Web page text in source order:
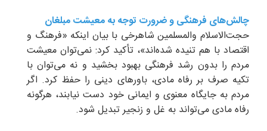
چالش‌های فرهنگی و ضرورت توجه به معیشت مبلغان
حجت‌الاسلام والمسلمین شاهرخی با بیان اینکه «فرهنگ و
اقتصاد با هم تنیده شده‌اند»، تأکید کرد: نمی‌توان معیشت
مردم را بدون رشد فرهنگی بهبود بخشید و نه می‌توان با
تکیه صرف بر رفاه مادی، باورهای دینی را حفظ کرد. اگر
مردم به جایگاه معنوی و ایمانی خود دست نیابند، هرگونه
رفاه مادی می‌تواند به غل و زنجیر تبدیل شود.